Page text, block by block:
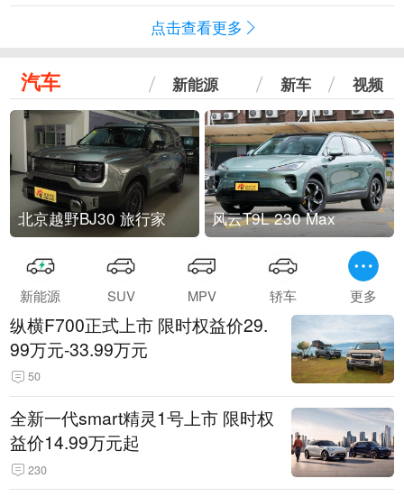
点击查看更多
汽车 新能源 新车 视频
北京越野BJ30 旅行家 风云T9L 230 Max
新能源 SUV MPV 轿车 更多
纵横F700正式上市 限时权益价29.
99万元-33.99万元
50
全新一代smart精灵1号上市 限时权
益价14.99万元起
230